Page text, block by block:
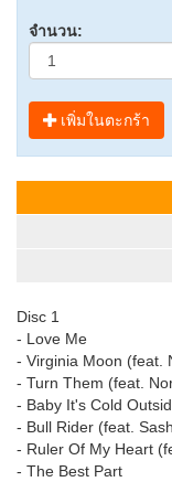
จำนวน:
เพิ่มในตะกร้า
Disc 1
- Love Me
- Virginia Moon (feat.
- Turn Them (feat.
- Baby It's Cold
- Bull Rider (feat.
- Ruler Of My Heart
- The Best Part